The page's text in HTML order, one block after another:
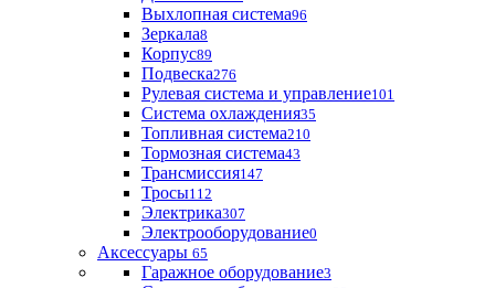
Выхлопная система96
Зеркала8
Корпус89
Подвеска276
Рулевая система и управление101
Система охлаждения35
Топливная система210
Тормозная система43
Трансмиссия147
Тросы112
Электрика307
Электрооборудование0
Аксессуары 65
Гаражное оборудование3